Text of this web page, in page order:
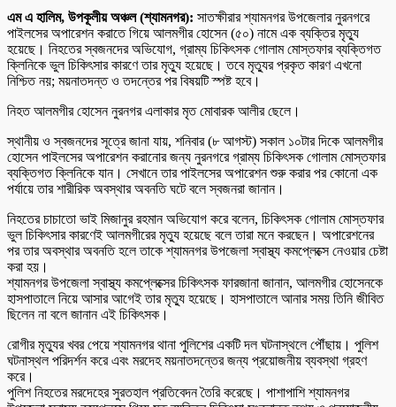
এম এ হালিম, উপকূলীয় অঞ্চল (শ্যামনগর): সাতক্ষীরার শ্যামনগর উপজেলার নুরনগরে
পাইলসের অপারেশন করাতে গিয়ে আলমগীর হোসেন (৫০) নামে এক ব্যক্তির মৃত্যু
হয়েছে। নিহতের স্বজনদের অভিযোগ, গ্রাম্য চিকিৎসক গোলাম মোস্তফার ব্যক্তিগত
ক্লিনিকে ভুল চিকিৎসার কারণে তার মৃত্যু হয়েছে। তবে মৃত্যুর প্রকৃত কারণ এখনো
নিশ্চিত নয়; ময়নাতদন্ত ও তদন্তের পর বিষয়টি স্পষ্ট হবে।
নিহত আলমগীর হোসেন নুরনগর এলাকার মৃত মোবারক আলীর ছেলে।
স্থানীয় ও স্বজনদের সূত্রে জানা যায়, শনিবার (৮ আগস্ট) সকাল ১০টার দিকে আলমগীর
হোসেন পাইলসের অপারেশন করানোর জন্য নুরনগরে গ্রাম্য চিকিৎসক গোলাম মোস্তফার
ব্যক্তিগত ক্লিনিকে যান। সেখানে তার পাইলসের অপারেশন শুরু করার পর কোনো এক
পর্যায়ে তার শারীরিক অবস্থার অবনতি ঘটে বলে স্বজনরা জানান।
নিহতের চাচাতো ভাই মিজানুর রহমান অভিযোগ করে বলেন, চিকিৎসক গোলাম মোস্তফার
ভুল চিকিৎসার কারণেই আলমগীরের মৃত্যু হয়েছে বলে তারা মনে করছেন। অপারেশনের
পর তার অবস্থার অবনতি হলে তাকে শ্যামনগর উপজেলা স্বাস্থ্য কমপ্লেক্সে নেওয়ার চেষ্টা
করা হয়।
শ্যামনগর উপজেলা স্বাস্থ্য কমপ্লেক্সের চিকিৎসক ফারজানা জানান, আলমগীর হোসেনকে
হাসপাতালে নিয়ে আসার আগেই তার মৃত্যু হয়েছে। হাসপাতালে আনার সময় তিনি জীবিত
ছিলেন না বলে জানান এই চিকিৎসক।
রোগীর মৃত্যুর খবর পেয়ে শ্যামনগর থানা পুলিশের একটি দল ঘটনাস্থলে পৌঁছায়। পুলিশ
ঘটনাস্থল পরিদর্শন করে এবং মরদেহ ময়নাতদন্তের জন্য প্রয়োজনীয় ব্যবস্থা গ্রহণ
করে।
পুলিশ নিহতের মরদেহের সুরতহাল প্রতিবেদন তৈরি করেছে। পাশাপাশি শ্যামনগর